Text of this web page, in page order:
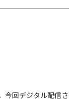
今回デジタル配信さ